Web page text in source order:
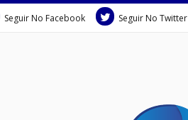
Seguir No Facebook Seguir No Twitter